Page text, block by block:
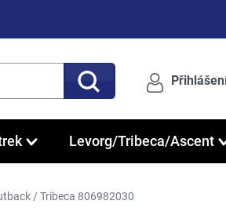
Levorg/Tribeca/Ascent
/ Tribeca 806982030